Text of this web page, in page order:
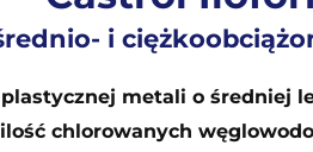
i
metali o średniej
chlorowanych